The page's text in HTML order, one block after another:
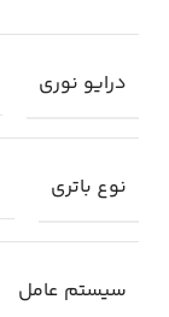
درایو نوری
نوع باتری
سیستم عامل